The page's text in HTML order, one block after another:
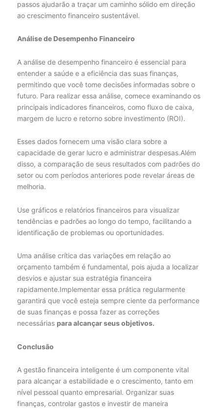
passos ajudarão a traçar um caminho sólido em direção
ao crescimento financeiro sustentável.
Análise de Desempenho Financeiro
A análise de desempenho financeiro é essencial para
entender a saúde e a eficiência das suas finanças,
permitindo que você tome decisões informadas sobre o
futuro. Para realizar essa análise, comece examinando os
principais indicadores financeiros, como fluxo de caixa,
margem de lucro e retorno sobre investimento (ROI).
Esses dados fornecem uma visão clara sobre a
capacidade de gerar lucro e administrar despesas.Além
disso, a comparação de seus resultados com padrões do
setor ou com períodos anteriores pode revelar áreas de
melhoria.
Use gráficos e relatórios financeiros para visualizar
tendências e padrões ao longo do tempo, facilitando a
identificação de problemas ou oportunidades.
Uma análise crítica das variações em relação ao
orçamento também é fundamental, pois ajuda a localizar
desvios e ajustar sua estratégia financeira
rapidamente.Implementar essa prática regularmente
garantirá que você esteja sempre ciente da performance
de suas finanças e possa fazer as correções
necessárias para alcançar seus objetivos.
Conclusão
A gestão financeira inteligente é um componente vital
para alcançar a estabilidade e o crescimento, tanto em
nível pessoal quanto empresarial. Organizar suas
finanças, controlar gastos e investir de maneira